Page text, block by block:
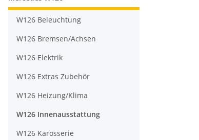
W126 Beleuchtung
W126 Bremsen/Achsen
W126 Elektrik
W126 Extras Zubehör
W126 Heizung/Klima
W126 Innenausstattung
W126 Karosserie